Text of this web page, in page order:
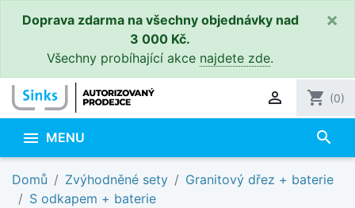
Doprava zdarma na všechny objednávky nad
3 000 Kč.
Všechny probíhající akce najdete zde.
×
 shopping_cart (0)
 MENU search
Domů Zvýhodněné sety
Granitový dřez + baterie
S odkapem + baterie